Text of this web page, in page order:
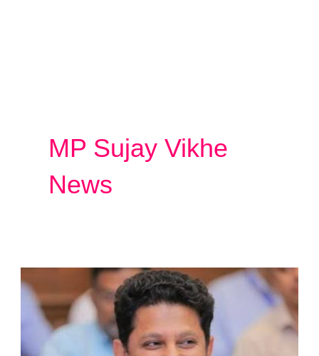
MP Sujay Vikhe
News
Maratha
Reservation
:
मराठा